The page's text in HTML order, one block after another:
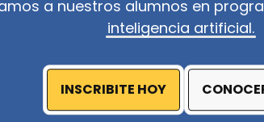
a nuestros alumnos en
inteligencia artificial.
INSCRIBITE HOY